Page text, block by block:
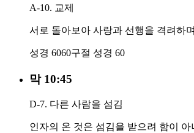
A-10. 교제
서로 돌아보아 사랑과 선행을 격려하
성경 6060구절 성경 60
막 10:45
D-7. 다른 사람을 섬김
인자의 온 것은 섬김을 받으려 함이